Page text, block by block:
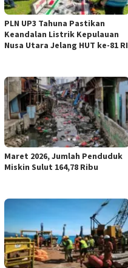
PLN UP3 Tahuna Pastikan
Keandalan Listrik Kepulauan
Nusa Utara Jelang HUT ke-81 RI
Maret 2026, Jumlah Penduduk
Miskin Sulut 164,78 Ribu